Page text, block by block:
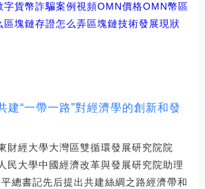
字貨幣詐騙案例視頻OMN價格OMN幣區
區塊鏈存證怎么弄區塊鏈技術發展現狀
建“一帶一路”對經濟學的創新和發
財經大學大灣區雙循環發展研究院院
民大學中國經濟改革與發展研究院助理
總書記先后提出共建絲綢之路經濟帶和